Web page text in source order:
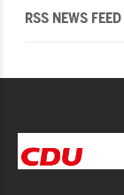
RSS NEWS